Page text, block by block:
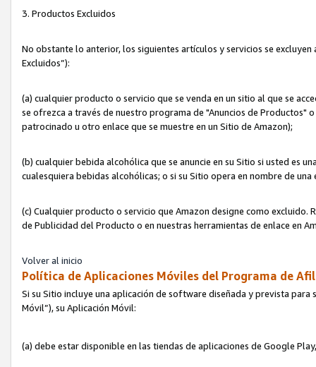
3. Productos Excluidos
No obstante lo anterior, los siguientes artículos y servicios se
Excluidos”):
(a) cualquier producto o servicio que se venda en un sitio al que se
se ofrezca a través de nuestro programa de "Anuncios de Productos"
patrocinado u otro enlace que se muestre en un Sitio de Amazon);
(b) cualquier bebida alcohólica que se anuncie en su Sitio si usted es
cualesquiera bebidas alcohólicas; o si su Sitio opera en nombre de
(c) Cualquier producto o servicio que Amazon designe como excluido.
de Publicidad del Producto o en nuestras herramientas de enlace en
Volver al inicio
Política de Aplicaciones Móviles del Programa de
Si su Sitio incluye una aplicación de software diseñada y prevista
Móvil”), su Aplicación Móvil:
(a) debe estar disponible en las tiendas de aplicaciones de Google